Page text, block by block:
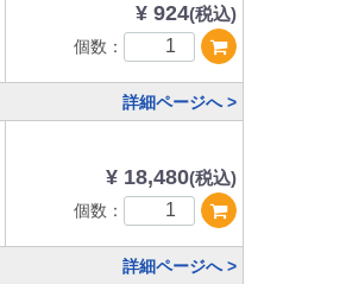
¥ 924(税込)
個数：
詳細ページへ >
¥ 18,480(税込)
個数：
詳細ページへ >